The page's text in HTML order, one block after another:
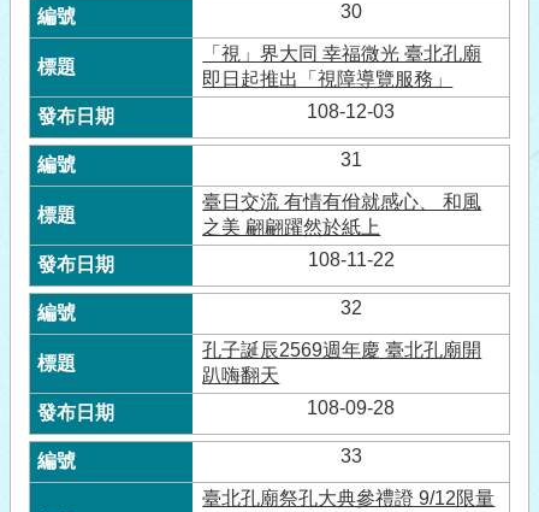
30
「視」界大同 幸福微光 臺北孔廟
即日起推出「視障導覽服務」
108-12-03
31
臺日交流 有情有佾就感心、 和風
之美 翩翩躍然於紙上
108-11-22
32
孔子誕辰2569週年慶 臺北孔廟開
趴嗨翻天
108-09-28
33
臺北孔廟祭孔大典參禮證 9/12限量